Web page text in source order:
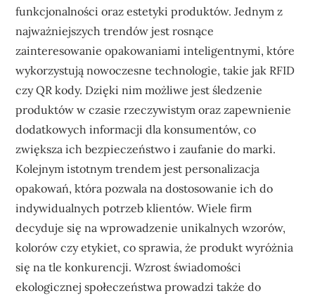
funkcjonalności oraz estetyki produktów. Jednym z
najważniejszych trendów jest rosnące
zainteresowanie opakowaniami inteligentnymi, które
wykorzystują nowoczesne technologie, takie jak RFID
czy QR kody. Dzięki nim możliwe jest śledzenie
produktów w czasie rzeczywistym oraz zapewnienie
dodatkowych informacji dla konsumentów, co
zwiększa ich bezpieczeństwo i zaufanie do marki.
Kolejnym istotnym trendem jest personalizacja
opakowań, która pozwala na dostosowanie ich do
indywidualnych potrzeb klientów. Wiele firm
decyduje się na wprowadzenie unikalnych wzorów,
kolorów czy etykiet, co sprawia, że produkt wyróżnia
się na tle konkurencji. Wzrost świadomości
ekologicznej społeczeństwa prowadzi także do